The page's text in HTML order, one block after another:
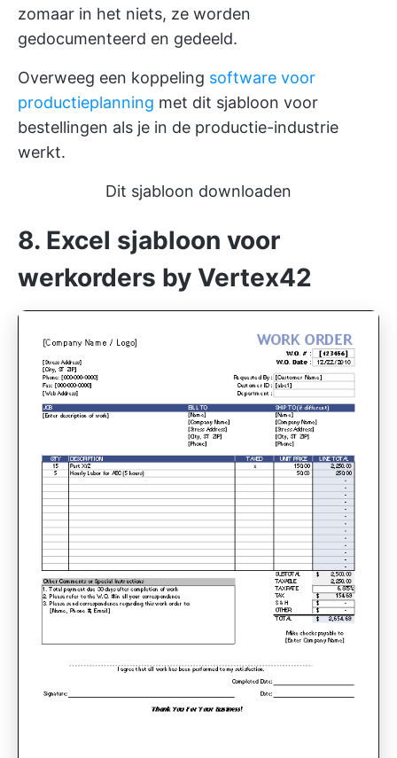
zomaar in het niets, ze worden
gedocumenteerd en gedeeld.
Overweeg een koppeling software voor
productieplanning met dit sjabloon voor
bestellingen als je in de productie-industrie
werkt.
Dit sjabloon downloaden
8. Excel sjabloon voor
werkorders by Vertex42